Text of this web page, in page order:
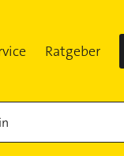
Ratgeber